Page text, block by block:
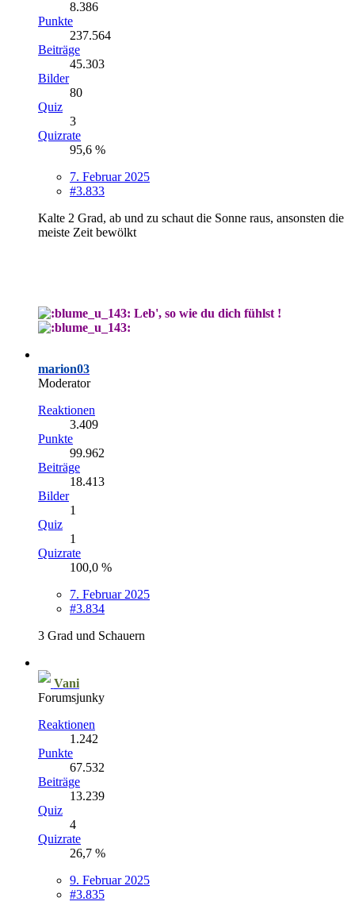
8.386
Punkte
237.564
Beiträge
45.303
Bilder
80
Quiz
3
Quizrate
95,6 %
7. Februar 2025
#3.833
Kalte 2 Grad, ab und zu schaut die Sonne raus, ansonsten die
meiste Zeit bewölkt
Leb', so wie du dich fühlst !
marion03
Moderator
Reaktionen
3.409
Punkte
99.962
Beiträge
18.413
Bilder
1
Quiz
1
Quizrate
100,0 %
7. Februar 2025
#3.834
3 Grad und Schauern
Vani
Forumsjunky
Reaktionen
1.242
Punkte
67.532
Beiträge
13.239
Quiz
4
Quizrate
26,7 %
9. Februar 2025
#3.835